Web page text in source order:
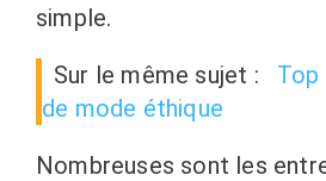
simple.
Sur le même sujet :
Top
de mode éthique
Nombreuses sont les